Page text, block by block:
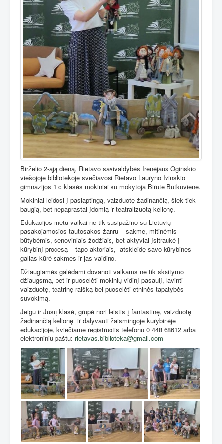
Birželio 2-ąją dieną, Rietavo savivaldybės Irenėjaus Oginskio
viešojoje bibliotekoje svečiavosi Rietavo Lauryno Ivinskio
gimnazijos 1 c klasės mokiniai su mokytoja Birute Butkuviene.
Mokiniai leidosi į paslaptingą, vaizduotę žadinančią, šiek tiek
baugią, bet nepaprastai įdomią ir teatralizuotą kelionę.
Edukacijos metu vaikai ne tik susipažino su Lietuvių
pasakojamosios tautosakos žanru – sakme, mitinėmis
būtybėmis, senoviniais žodžiais, bet aktyviai įsitraukė į
kūrybinį procesą – tapo aktoriais, atskleidę savo kūrybines
galias kūrė sakmes ir jas vaidino.
Džiaugiamės galėdami dovanoti vaikams ne tik skaitymo
džiaugsmą, bet ir puoselėti mokinių vidinį pasaulį, lavinti
vaizduotę, teatrinę raišką bei puoselėti etninės tapatybės
suvokimą.
Jeigu ir Jūsų klasė, grupė nori leistis į fantastinę, vaizduotę
žadinančią kelionę ir dalyvauti žaismingoje kūrybinėje
edukacijoje, kviečiame registruotis telefonu 0 448 68612 arba
elektroniniu paštu: rietavas.biblioteka@gmail.com